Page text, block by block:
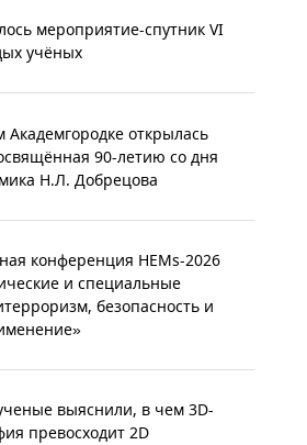
мероприятие-спутник VI
учёных
Академгородке открылась
90-летию со дня
Н.Л. Добрецова
конференция HEMs-2026
и специальные
безопасность и
выяснили, в чем 3D-
превосходит 2D